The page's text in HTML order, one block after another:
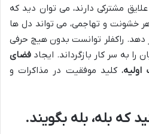
مشترکی دارند، می توان دید که
خشونت و تهاجمی، می تواند دل ها
دهد. راکفلر توانست بدون هیچ حرفی
را به سر کار بازگرداند. ایجاد فضای
، کلید موفقیت در مذاکرات و